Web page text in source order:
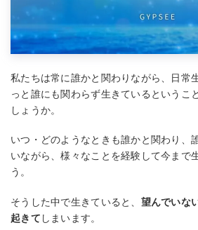
私たちは常に誰かと関わりながら、日常
っと誰にも関わらず生きているというこ
しょうか。
いつ・どのようなときも誰かと関わり、
いながら、様々なことを経験して今まで
う。
そうした中で生きていると、 望んでいな
起きて しまいます。